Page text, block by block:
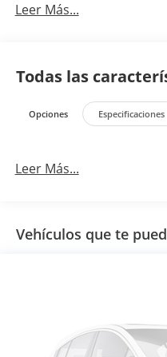
Leer Más...
Todas las
Opciones Especificaciones
Leer Más...
Vehículos que te